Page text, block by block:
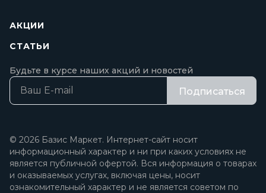
АКЦИИ
СТАТЬИ
Будьте в курсе наших акций и новостей
Подписаться
© 2026 Базис Маркет. Интернет-сайт носит
информационный характер и ни при каких условиях не
является публичной офертой. Вся информация о товарах
и оказываемых услугах, включая цены, носит
ознакомительный характер и не является советом по